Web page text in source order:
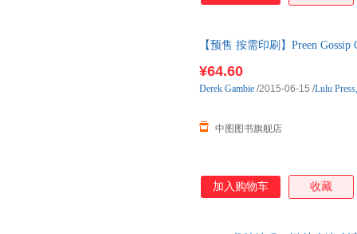
【预售 按需印刷】Preen Gossip
¥64.60
中图图书旗舰店
Derek Gambie /2015-06-15 /Lulu
加入购物车 收藏